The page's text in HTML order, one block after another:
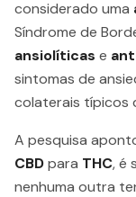
considerado uma
Síndrome de
ansiolíticas e
sintomas de
colaterais típicos
A pesquisa
CBDpara THC, é
nenhuma outra